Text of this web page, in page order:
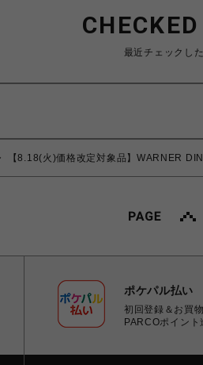
最近チェックし
【8.18(火)価格改定対象品】WARNER
ポケパル払い
初回登録＆お買
PARCOポイント